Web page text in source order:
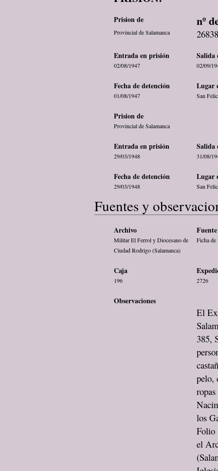
Prision de nº
Provincial de Salamanca 26838
Entrada en prisión Salida
02/08/1947 02/09/
Fecha de detención Lugar
01/08/1947 San
Prision de
Provincial de Salamanca
Entrada en prisión Salida
29/03/1948 31/08/
Fecha de detención Lugar
29/03/1948 San
Fuentes y
Archivo
Militar El Ferrol y Diocesano de
Ciudad Rodrigo (Salamanca)
Ficha de
Caja
196 2726
Observaciones
El
385,
pelo,
los
Folio
el